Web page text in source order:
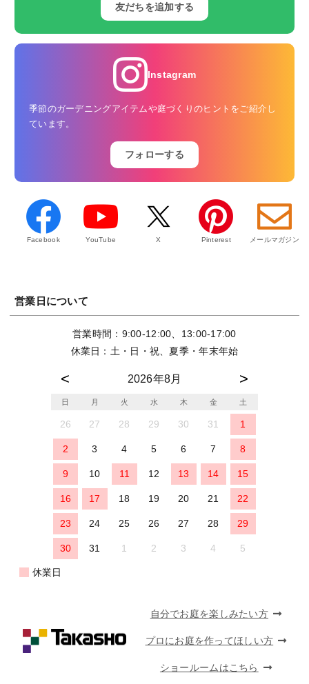
友だちを追加する
Instagram
季節のガーデニングアイテムや庭づくりのヒントをご紹介し
ています。
フォローする
Facebook YouTube X Pinterest メールマガジン
営業日について
営業時間：9:00-12:00、13:00-17:00
休業日：土・日・祝、夏季・年末年始
2026年8月
日 月 火 水 木 金 土
26 27 28 29 30 31 1
2 3 4 5 6 7 8
9 10 11 12 13 14 15
16 17 18 19 20 21 22
23 24 25 26 27 28 29
30 31 1 2 3 4 5
休業日
自分でお庭を楽しみたい方
プロにお庭を作ってほしい方
ショールームはこちら